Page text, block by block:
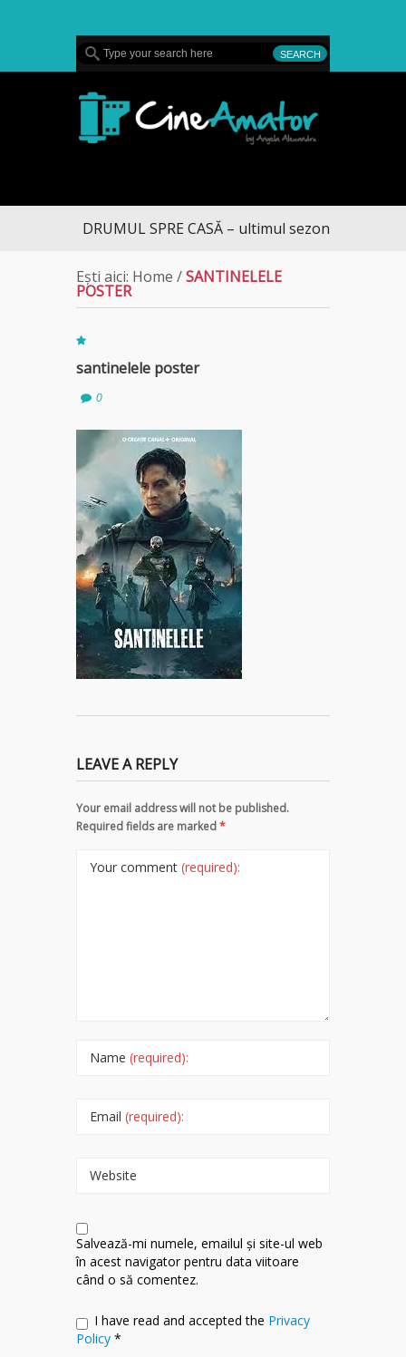
DRUMUL SPRE CASĂ – ultimul sezon te aduce la
Ești aici: Home /SANTINELELE
POSTER
santinelele poster
0
LEAVE A REPLY
Your email address will not be published.
Required fields are marked*
Your comment (required):
Name (required):
Email (required):
Website
Salvează-mi numele, emailul și site-ul web
în acest navigator pentru data viitoare
când o să comentez.
I have read and accepted the Privacy
Policy *